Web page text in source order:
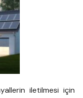
iletilmesi için